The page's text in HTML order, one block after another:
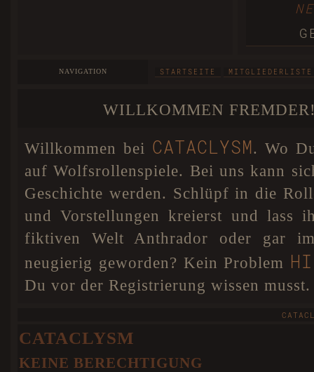
wir begrüßen offiziell unsere Neuzugänge und heißen
Das Forum wurde im Zuge der
DSGVO einigen Veränderungen unterzogen. Sollten
07. JAN 18 Cataclysm hat nun für Anthrador
eine interaktive Karte. Dies bedeutet, dass ihr euren
Wolf absofort selbst auf unserer Karte positionieren
befindet. Als besonderes Add-on könnt ihr in eurem
Profil sogar eine Farbe für euren Pin wählen! Dafür
wurde extra ein Colorpicker im Nutzerprofil eingebaut.
HIER
wolkenlos,
BEGGARS
18. Oktober
NAVIGATION STARTSEITE MITGLIEDERLISTE
WILLKOMMEN
Willkommen bei CATACLYSM. Wo
auf Wolfsrollenspiele. Bei uns kann
Geschichte werden. Schlüpf in die
und Vorstellungen kreierst und lass
fiktiven Welt Anthrador oder gar
neugierig geworden? Kein Problem
Du vor der Registrierung wissen musst.
CATACLYSM
KEINE BERECHTIGUNG